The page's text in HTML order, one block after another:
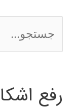
س
ج
رفع